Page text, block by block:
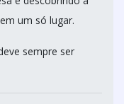
um só lugar.
sempre ser